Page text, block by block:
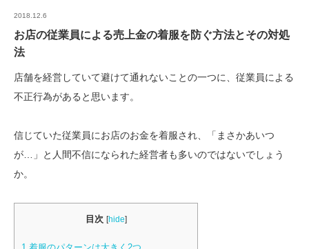
2018.12.6
お店の従業員による売上金の着服を防ぐ方法とその対処
法
店舗を経営していて避けて通れないことの一つに、従業員による
不正行為があると思います。
信じていた従業員にお店のお金を着服され、「まさかあいつ
が…」と人間不信になられた経営者も多いのではないでしょう
か。
目次 [hide]